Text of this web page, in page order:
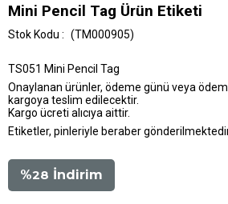
Mini Pencil Tag Ürün Etiketi
(TM000905)
TS051 Mini Pencil Tag
Onaylanan ürünler, ödeme günü veya
kargoya teslim edilecektir.
Kargo ücreti alıcıya aittir.
Etiketler, pinleriyle beraber
%28 İndirim